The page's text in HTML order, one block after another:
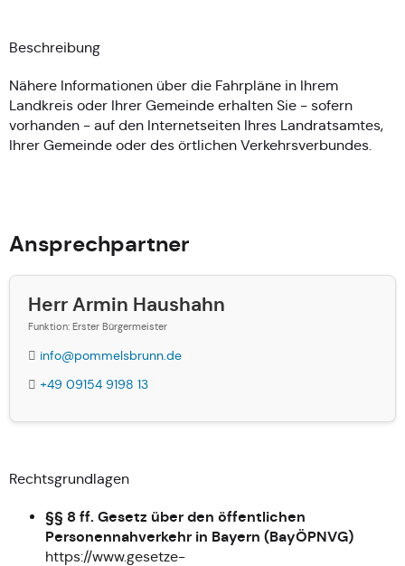
Beschreibung
Nähere Informationen über die Fahrpläne in Ihrem
Landkreis oder Ihrer Gemeinde erhalten Sie - sofern
vorhanden - auf den Internetseiten Ihres Landratsamtes,
Ihrer Gemeinde oder des örtlichen Verkehrsverbundes.
Ansprechpartner
Herr Armin Haushahn
Funktion: Erster Bürgermeister
info@pommelsbrunn.de
+49 09154 9198 13
Rechtsgrundlagen
§§ 8 ff. Gesetz über den öffentlichen
Personennahverkehr in Bayern (BayÖPNVG)
https://www.gesetze-